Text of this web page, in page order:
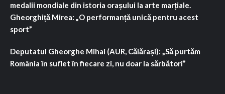
medalii mondiale din istoria orașului la arte marțiale.
Gheorghiță Mirea: „O performanță unică pentru acest
sport”
Deputatul Gheorghe Mihai (AUR, Călărași): „Să purtăm
România în suflet în fiecare zi, nu doar la sărbători”